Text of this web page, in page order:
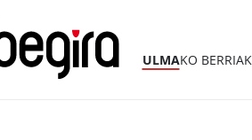
ULMAKO BERRIAK